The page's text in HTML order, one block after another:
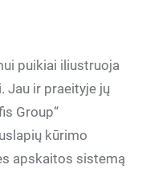
puikiai iliustruoja
Jau ir praeityje jų
Group“
kūrimo
apskaitos sistemą